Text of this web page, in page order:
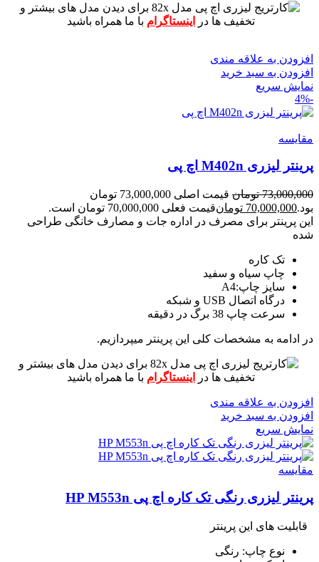
برای دیدن مدل های بیشتر و
تخفیف ها در
اینستاگرام با ما همراه باشید
افزودن به علاقه مندی
افزودن به سبد خرید
نمایش سریع
-4%
مقايسه
پرینتر لیزری M402n اچ پی
73,000,000 تومان
قیمت اصلی 73,000,000 تومان
بود.70,000,000 تومانقیمت فعلی 70,000,000 تومان است.
این پرینتر برای مصرف در اداره جات و مصارف خانگی طراحی
شده
تک کاره
چاپ سیاه و سفید
سایز چاپ:A4
درگاه اتصال USB و شبکه
سرعت چاپ 38 برگ در دقیقه
در ادامه به مشخصات کلی این پرینتر میپردازیم.
برای دیدن مدل های بیشتر و
تخفیف ها در
اینستاگرام با ما همراه باشید
افزودن به علاقه مندی
افزودن به سبد خرید
نمایش سریع
مقايسه
پرینتر لیزری رنگی تک کاره اچ پی HP M553n
قابلیت های این پرینتر
نوع چاپ: رنگی